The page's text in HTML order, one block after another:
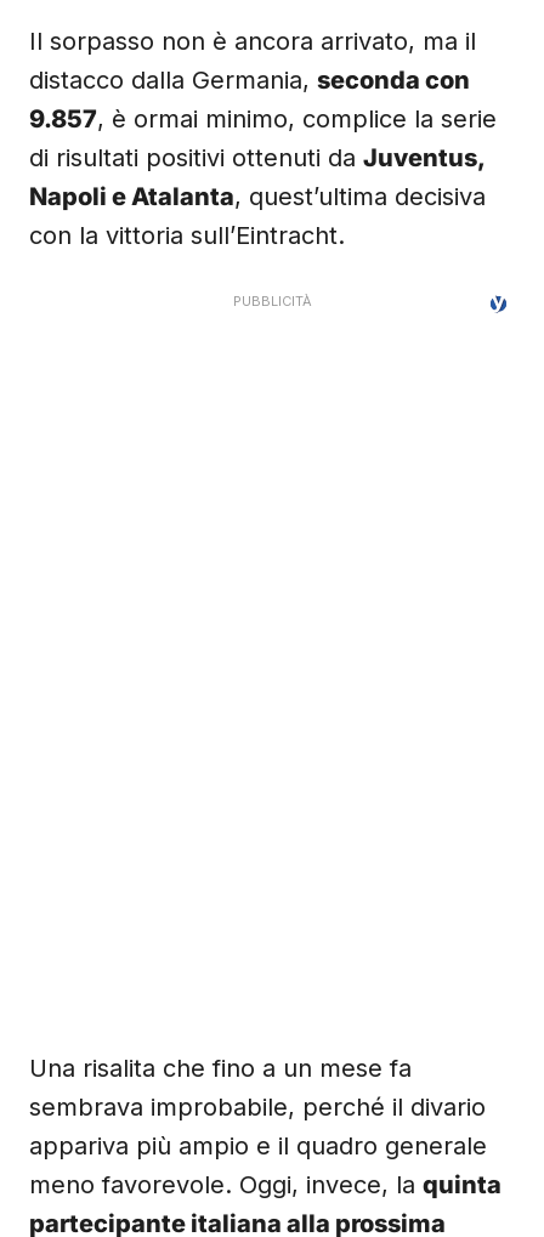
Il sorpasso non è ancora arrivato, ma il
distacco dalla Germania, seconda con
9.857, è ormai minimo, complice la serie
di risultati positivi ottenuti da Juventus,
Napoli e Atalanta, quest’ultima decisiva
con la vittoria sull’Eintracht.
Una risalita che fino a un mese fa
sembrava improbabile, perché il divario
appariva più ampio e il quadro generale
meno favorevole. Oggi, invece, la quinta
partecipante italiana alla prossima